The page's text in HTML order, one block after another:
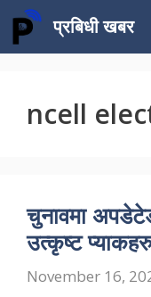
Skip
content
प्रबिधी खबर
ncell
चुनावमा
उत्कृष्ट
November 16,